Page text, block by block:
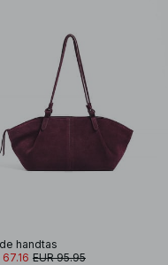
handtas
67.16 EUR 95.95